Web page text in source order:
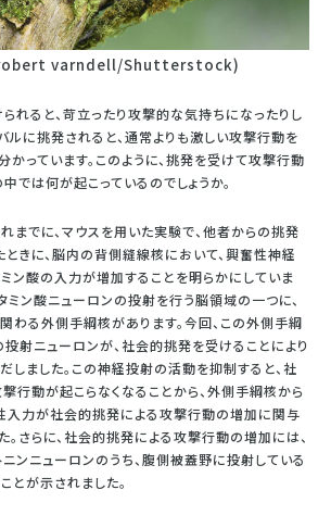
varndell/Shutterstock)
れると、苛立ったり攻撃的な気持ちになったりし
バルに挑発されると、通常よりも激しい攻撃行動を
かっています。このように、挑発を受けて攻撃行動
では何が起こっているのでしょうか。
までに、マウスを用いた実験で、他者からの挑発
ときに、脳内の背側縫線核において、興奮性神経
ン酸の入力が増加することを明らかにしていま
ミン酸ニューロンの投射を行う脳領域の一つに、
わる外側手綱核があります。今回、この外側手綱
射ニューロンが、社会的挑発を受けることにより
しました。この神経投射の活動を抑制すると、社
行動が起こらなくなることから、外側手綱核から
入力が社会的挑発による攻撃行動の増加に関与
。さらに、社会的挑発による攻撃行動の増加には、
ンニューロンのうち、腹側被蓋野に投射している
とが示されました。